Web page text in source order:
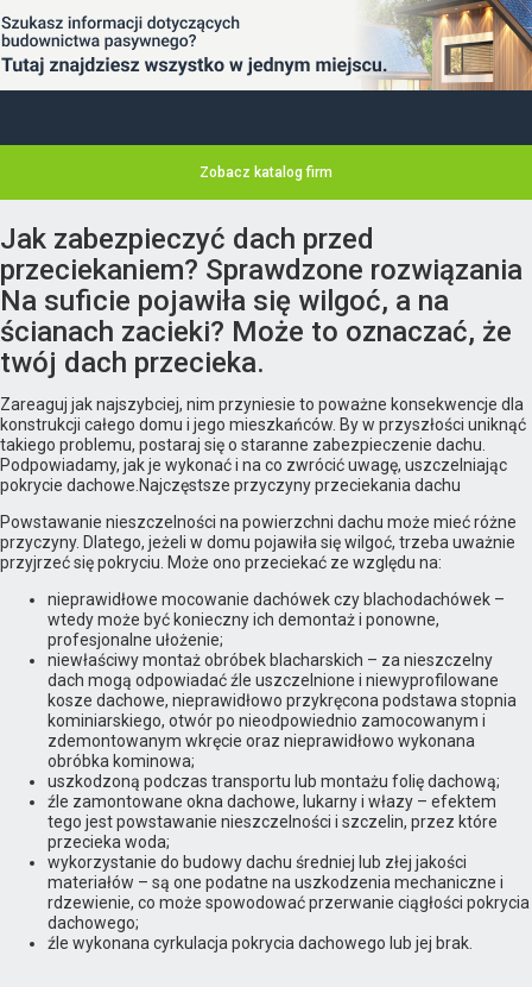
Zobacz katalog firm
Jak zabezpieczyć dach przed
przeciekaniem? Sprawdzone rozwiązania
Na suficie pojawiła się wilgoć, a na
ścianach zacieki? Może to oznaczać, że
twój dach przecieka.
Zareaguj jak najszybciej, nim przyniesie to poważne konsekwencje dla
konstrukcji całego domu i jego mieszkańców. By w przyszłości uniknąć
takiego problemu, postaraj się o staranne zabezpieczenie dachu.
Podpowiadamy, jak je wykonać i na co zwrócić uwagę, uszczelniając
pokrycie dachowe.Najczęstsze przyczyny przeciekania dachu
Powstawanie nieszczelności na powierzchni dachu może mieć różne
przyczyny. Dlatego, jeżeli w domu pojawiła się wilgoć, trzeba uważnie
przyjrzeć się pokryciu. Może ono przeciekać ze względu na:
nieprawidłowe mocowanie dachówek czy blachodachówek –
wtedy może być konieczny ich demontaż i ponowne,
profesjonalne ułożenie;
niewłaściwy montaż obróbek blacharskich – za nieszczelny
dach mogą odpowiadać źle uszczelnione i niewyprofilowane
kosze dachowe, nieprawidłowo przykręcona podstawa stopnia
kominiarskiego, otwór po nieodpowiednio zamocowanym i
zdemontowanym wkręcie oraz nieprawidłowo wykonana
obróbka kominowa;
uszkodzoną podczas transportu lub montażu folię dachową;
źle zamontowane okna dachowe, lukarny i włazy – efektem
tego jest powstawanie nieszczelności i szczelin, przez które
przecieka woda;
wykorzystanie do budowy dachu średniej lub złej jakości
materiałów – są one podatne na uszkodzenia mechaniczne i
rdzewienie, co może spowodować przerwanie ciągłości pokrycia
dachowego;
źle wykonana cyrkulacja pokrycia dachowego lub jej brak.